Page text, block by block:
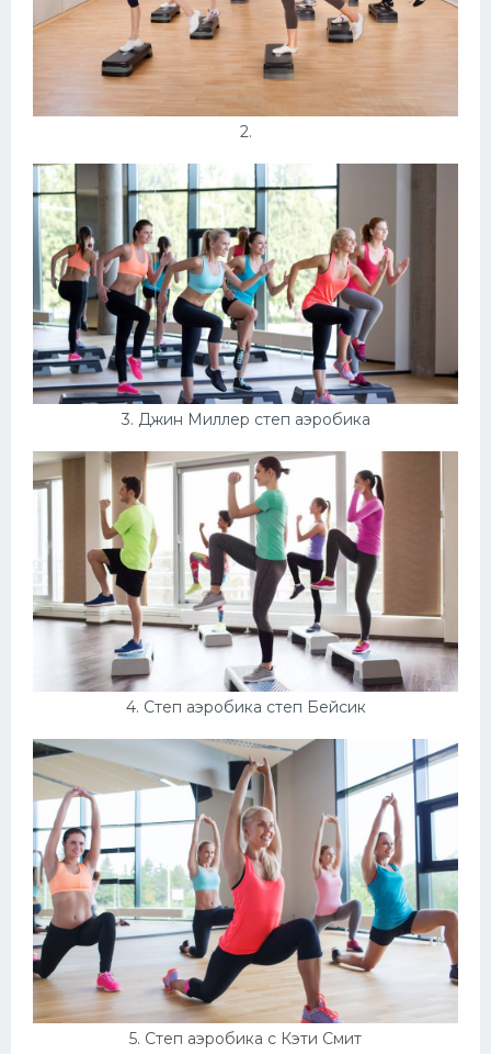
2.
3. Джин Миллер степ аэробика
4. Степ аэробика степ Бейсик
5. Степ аэробика с Кэти Смит